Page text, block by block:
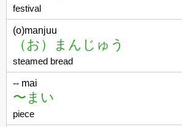
festival
(o)manjuu
（お）まんじゅう
steamed bread
-- mai
〜まい
piece